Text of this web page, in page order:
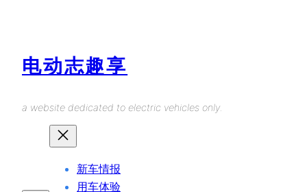
电动志趣享
a website dedicated to electric vehicles only.
新车情报
用车体验